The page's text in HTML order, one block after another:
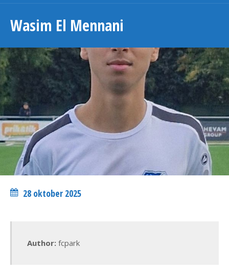
Wasim El Mennani
28 oktober 2025
Author: fcpark